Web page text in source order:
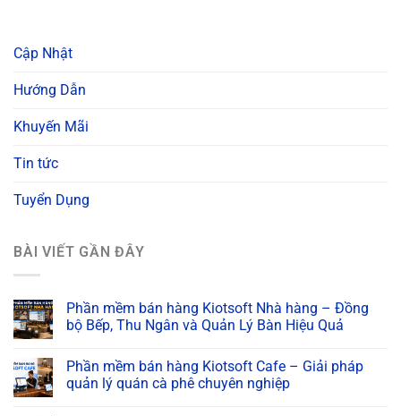
Cập Nhật
Hướng Dẫn
Khuyến Mãi
Tin tức
Tuyển Dụng
BÀI VIẾT GẦN ĐÂY
Phần mềm bán hàng Kiotsoft Nhà hàng – Đồng
bộ Bếp, Thu Ngân và Quản Lý Bàn Hiệu Quả
Phần mềm bán hàng Kiotsoft Cafe – Giải pháp
quản lý quán cà phê chuyên nghiệp